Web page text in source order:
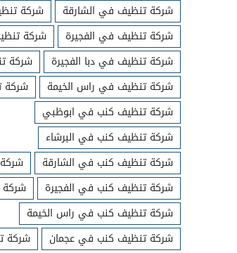
شركة تنظيف في الشارقة
شركة
شركة تنظيف في الفجيرة
شركة
شركة تنظيف في دبا الفجيرة
شركة
شركة تنظيف في راس الخيمة
شركة
شركة تنظيف كنب في ابوظبي
شركة تنظيف كنب في البرشاء
شركة تنظيف كنب في الشارقة
شركة تنظيف كنب في الفجيرة
شركة تنظيف كنب في راس الخيمة
شركة تنظيف كنب في عجمان
شركة